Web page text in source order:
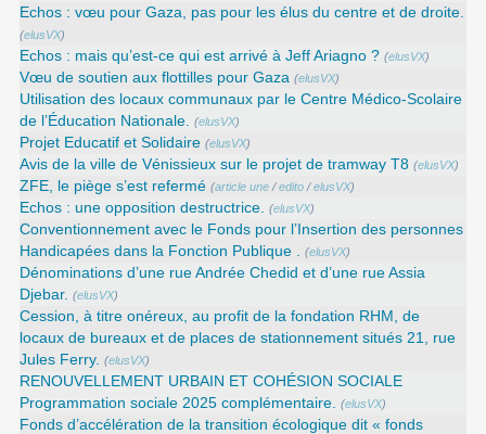
Echos : vœu pour Gaza, pas pour les élus du centre et de droite.
(elusVX)
Echos : mais qu’est-ce qui est arrivé à Jeff Ariagno ? (elusVX)
Vœu de soutien aux flottilles pour Gaza (elusVX)
Utilisation des locaux communaux par le Centre Médico-Scolaire
de l’Éducation Nationale.
(elusVX)
Projet Educatif et Solidaire (elusVX)
Avis de la ville de Vénissieux sur le projet de tramway T8 (elusVX)
ZFE, le piège s’est refermé (article une /edito /elusVX)
Echos : une opposition destructrice. (elusVX)
Conventionnement avec le Fonds pour l’Insertion des personnes
Handicapées dans la Fonction Publique .
(elusVX)
Dénominations d’une rue Andrée Chedid et d’une rue Assia
Djebar.
(elusVX)
Cession, à titre onéreux, au profit de la fondation RHM, de
locaux de bureaux et de places de stationnement situés 21, rue
Jules Ferry.
(elusVX)
RENOUVELLEMENT URBAIN ET COHÉSION SOCIALE
Programmation sociale 2025 complémentaire.
(elusVX)
Fonds d’accélération de la transition écologique dit « fonds